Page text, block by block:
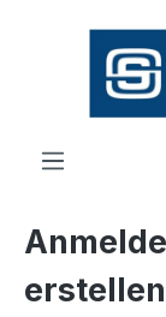
springen
erstellen